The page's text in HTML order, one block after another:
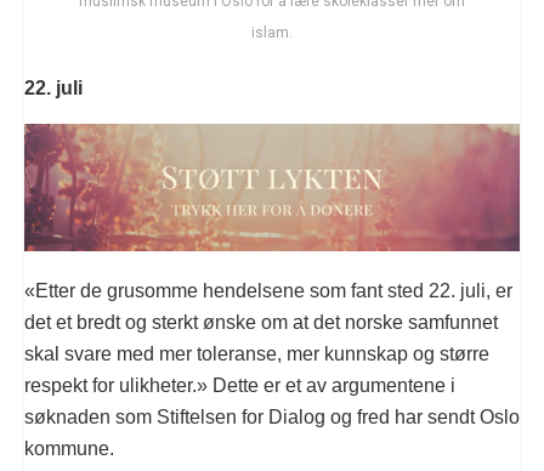
islam.
22. juli
«Etter de grusomme hendelsene som fant sted 22. juli, er
det et bredt og sterkt ønske om at det norske samfunnet
skal svare med mer toleranse, mer kunnskap og større
respekt for ulikheter.» Dette er et av argumentene i
søknaden som Stiftelsen for Dialog og fred har sendt Oslo
kommune.